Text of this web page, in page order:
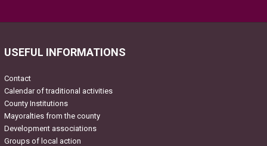
USEFUL INFORMATIONS
Contact
Calendar of traditional activities
County Institutions
Mayoralties from the county
Development associations
Groups of local action